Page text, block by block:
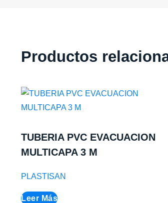
Productos
TUBERIA PVC EVACUACION
MULTICAPA 3 M
PLASTISAN
Leer Más